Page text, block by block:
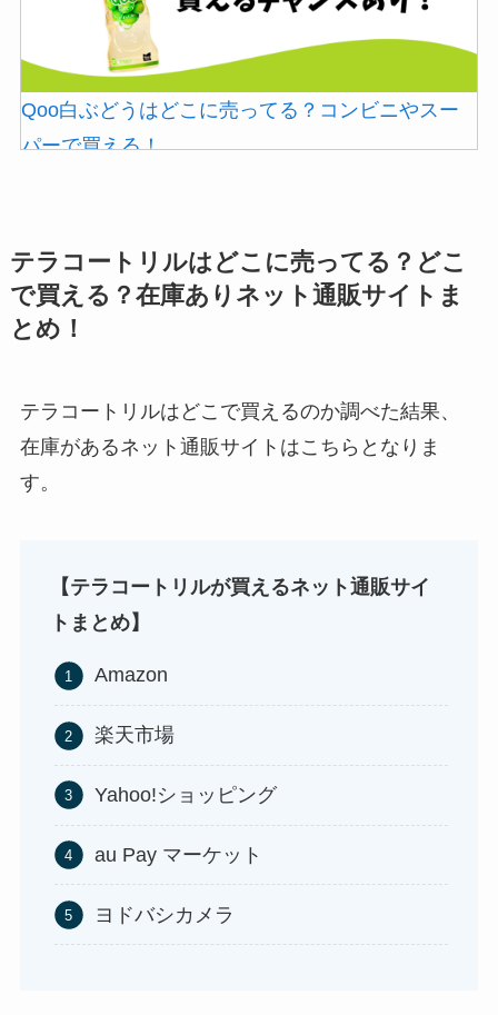
Qoo白ぶどうはどこに売ってる？コンビニやスー
パーで買える！
ストレッチポールはどこで買える？取扱店は100均
やニトリ？
アサイーの冷凍はどこに売ってる？コストコや業
務スーパーで買える！
テラコートリルはどこに売ってる？どこ
で買える？在庫ありネット通販サイトま
とめ！
テラコートリルはどこで買えるのか調べた結果、
在庫があるネット通販サイトはこちらとなりま
す。
【テラコートリルが買えるネット通販サイ
トまとめ】
Amazon
楽天市場
Yahoo!ショッピング
au Pay マーケット
ヨドバシカメラ